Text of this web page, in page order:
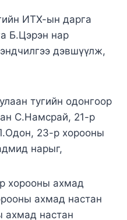
ИТХ-ын дарга
Б.Цэрэн нар
дэвшүүлж,
тугийн одонгоор
С.Намсрай, 21-р
23-р хорооны
нарыг,
хорооны ахмад
ахмад настан
ахмад настан